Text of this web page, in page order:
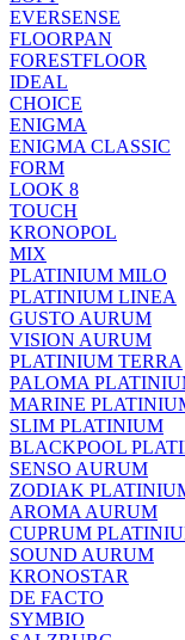
EVERSENSE
FLOORPAN
FORESTFLOOR
IDEAL
CHOICE
ENIGMA
ENIGMA CLASSIC
FORM
LOOK 8
TOUCH
KRONOPOL
MIX
PLATINIUM MILO
PLATINIUM LINEA
GUSTO AURUM
VISION AURUM
PLATINIUM TERRA
PALOMA
MARINE
SLIM PLATINIUM
BLACKPOOL
SENSO AURUM
ZODIAK
AROMA AURUM
CUPRUM
SOUND AURUM
KRONOSTAR
DE FACTO
SYMBIO